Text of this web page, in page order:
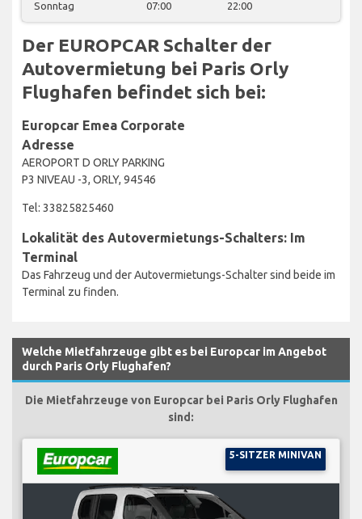
Sonntag 07:00 22:00
Der EUROPCAR Schalter der
Autovermietung bei Paris Orly
Flughafen befindet sich bei:
Europcar Emea Corporate
Adresse
AEROPORT D ORLY PARKING
P3 NIVEAU -3, ORLY, 94546
Tel: 33825825460
Lokalität des Autovermietungs-Schalters: Im
Terminal
Das Fahrzeug und der Autovermietungs-Schalter sind beide im
Terminal zu finden.
Welche Mietfahrzeuge gibt es bei Europcar im Angebot
durch Paris Orly Flughafen?
Die Mietfahrzeuge von Europcar bei Paris Orly Flughafen
sind:
5-SITZER MINIVAN